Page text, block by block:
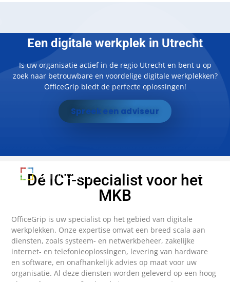
Een digitale werkplek in Utrecht
Is uw organisatie actief in de regio Utrecht en bent u op
zoek naar betrouwbare en voordelige digitale werkplekken?
OfficeGrip biedt de perfecte oplossingen!
Spreek een adviseur
Dé ICT-specialist voor het
MKB
OfficeGrip is uw specialist op het gebied van digitale
werkplekken. Onze expertise omvat een breed scala aan
diensten, zoals systeem- en netwerkbeheer, zakelijke
internet- en telefonieoplossingen, levering van hardware
en software, en onafhankelijk advies op maat voor uw
organisatie. Al deze diensten worden geleverd op een hoog